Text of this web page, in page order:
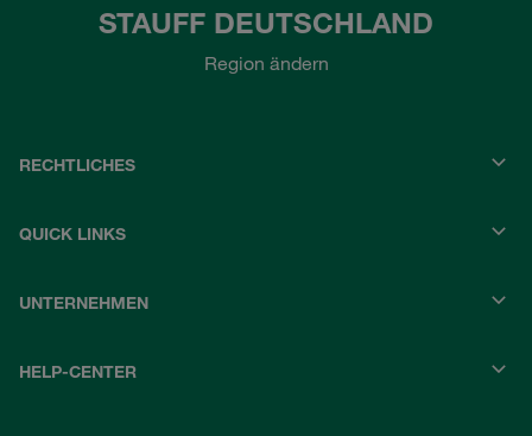
STAUFF DEUTSCHLAND
Region ändern
RECHTLICHES
QUICK LINKS
UNTERNEHMEN
HELP-CENTER